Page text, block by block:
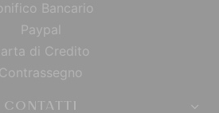
Bancario
Paypal
di Credito
Contrassegno
CONTATTI